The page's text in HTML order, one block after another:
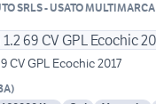
SRLS - USATO MULTIMARCA
CV GPL Ecochic 2017
)